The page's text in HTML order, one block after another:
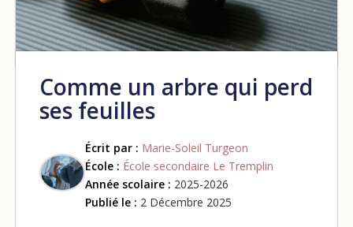
Comme un arbre qui perd
ses feuilles
Écrit par : Marie-Soleil Turgeon
École : École secondaire Le Tremplin
Année scolaire : 2025-2026
Publié le : 2 Décembre 2025